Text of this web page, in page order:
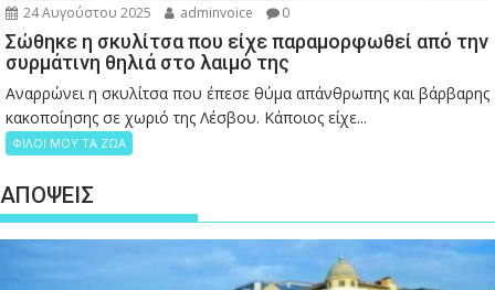
24 Αυγούστου 2025 adminvoice 0
Σώθηκε η σκυλίτσα που είχε παραμορφωθεί από την
συρμάτινη θηλιά στο λαιμό της
Αναρρώνει η σκυλίτσα που έπεσε θύμα απάνθρωπης και βάρβαρης
κακοποίησης σε χωριό της Λέσβου. Κάποιος είχε...
ΦΙΛΟΙ ΜΟΥ ΤΑ ΖΩΑ
ΑΠΟΨΕΙΣ